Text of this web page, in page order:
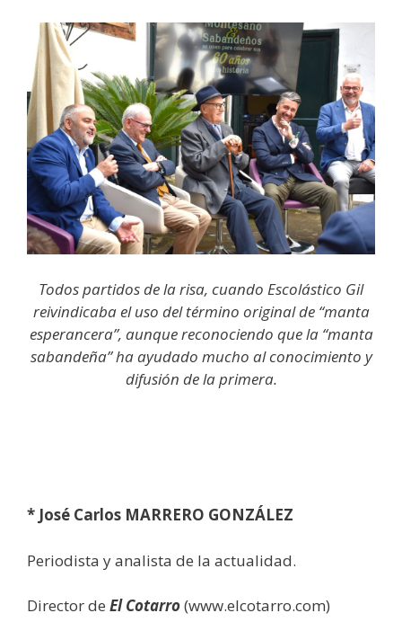
Todos partidos de la risa, cuando Escolástico Gil
reivindicaba el uso del término original de “manta
esperancera”, aunque reconociendo que la “manta
sabandeña” ha ayudado mucho al conocimiento y
difusión de la primera.
* José Carlos MARRERO GONZÁLEZ
Periodista y analista de la actualidad.
Director de El Cotarro(www.elcotarro.com)